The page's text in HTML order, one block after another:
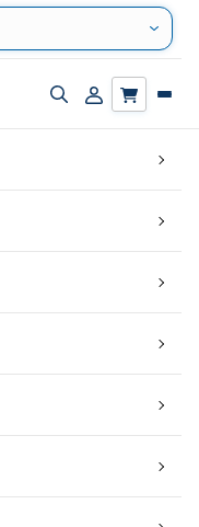
Zapnout/vypnout
Přihlásit/